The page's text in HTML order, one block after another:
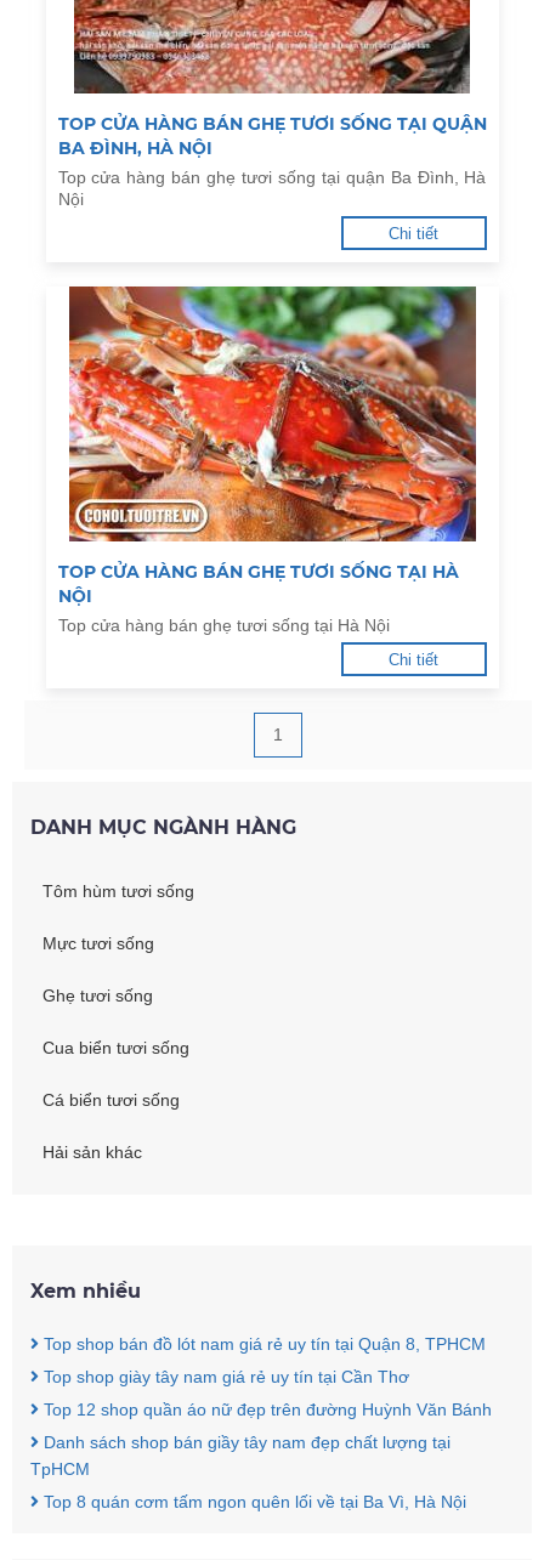
TOP CỬA HÀNG BÁN GHẸ TƯƠI SỐNG TẠI QUẬN
BA ĐÌNH, HÀ NỘI
Top cửa hàng bán ghẹ tươi sống tại quận Ba Đình, Hà
Nội
Chi tiết
TOP CỬA HÀNG BÁN GHẸ TƯƠI SỐNG TẠI HÀ
NỘI
Top cửa hàng bán ghẹ tươi sống tại Hà Nội
Chi tiết
1
DANH MỤC NGÀNH HÀNG
Tôm hùm tươi sống
Mực tươi sống
Ghẹ tươi sống
Cua biển tươi sống
Cá biển tươi sống
Hải sản khác
Xem nhiều
Top shop bán đồ lót nam giá rẻ uy tín tại Quận 8, TPHCM
Top shop giày tây nam giá rẻ uy tín tại Cần Thơ
Top 12 shop quần áo nữ đẹp trên đường Huỳnh Văn Bánh
Danh sách shop bán giầy tây nam đẹp chất lượng tại
TpHCM
Top 8 quán cơm tấm ngon quên lối về tại Ba Vì, Hà Nội